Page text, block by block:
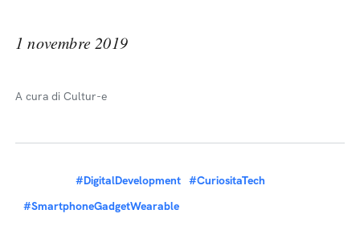
1 novembre 2019
A cura di Cultur-e
#DigitalDevelopment #CuriositaTech
#SmartphoneGadgetWearable